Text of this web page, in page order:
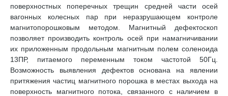
поверхностных поперечных трещин средней части осей
вагонных колесных пар при неразрушающем контроле
магнитопорошковым методом. Магнитный дефектоскоп
позволяет производить контроль осей при намагничивании
их приложенным продольным магнитным полем соленоида
13ПР, питаемого переменным током частотой 50Гц.
Возможность выявления дефектов основана на явлении
притяжения частиц магнитного порошка в местах выхода на
поверхность магнитного потока, связанного с наличием в